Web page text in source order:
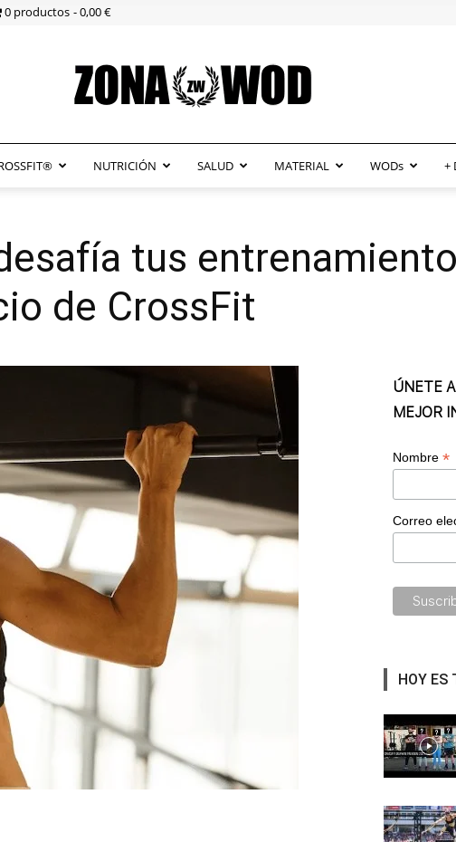
0 productos 0,00 €
ZonaWOD
NUTRICIÓN SALUD MATERIAL WODs +
tus
de CrossFit
ÚNETE
MEJOR
Nombre *
Correo
HOY ES